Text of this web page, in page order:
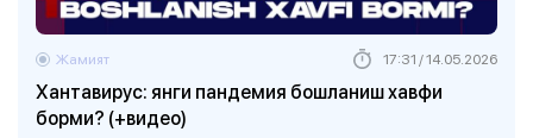
Хантавирус: янги пандемия бошланиш хавфи
борми? (+видео)
Жамият 17:31 / 14.05.2026